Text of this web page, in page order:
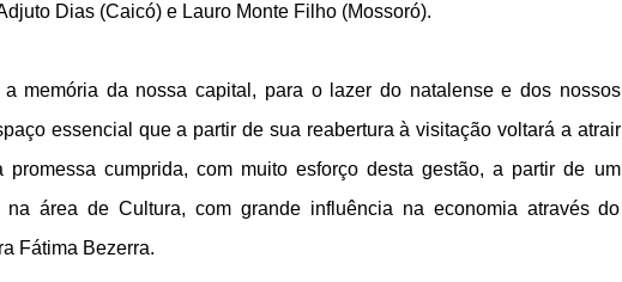
Dias (Caicó) e Lauro Monte Filho (Mossoró).
memória da nossa capital, para o lazer do natalense e dos nossos
essencial que a partir de sua reabertura à visitação voltará a atrair
cumprida, com muito esforço desta gestão, a partir de um
área de Cultura, com grande influência na economia através do
Fátima Bezerra.